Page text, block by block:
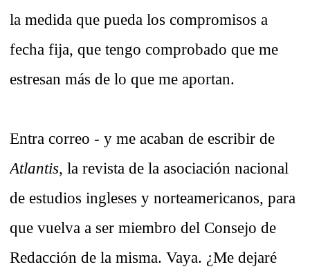
la medida que pueda los compromisos a
fecha fija, que tengo comprobado que me
estresan más de lo que me aportan.
Entra correo - y me acaban de escribir de
Atlantis, la revista de la asociación nacional
de estudios ingleses y norteamericanos, para
que vuelva a ser miembro del Consejo de
Redacción de la misma. Vaya. ¿Me dejaré